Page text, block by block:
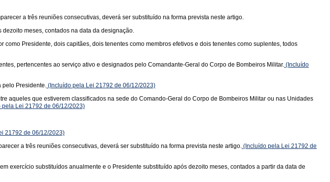
a três reuniões consecutivas, deverá ser substituído na forma prevista neste artigo.
meses, contados na data da designação.
Presidente, dois capitães, dois tenentes como membros efetivos e dois tenentes como suplentes, todos
pertencentes ao serviço ativo e designados pelo Comandante-Geral do Corpo de Bombeiros Militar. (Incluído
pelo Presidente. (Incluído pela Lei 21792 de 06/12/2023)
aqueles que estiverem classificados na sede do Comando-Geral do Corpo de Bombeiros Militar ou nas Unidades
pela Lei 21792 de 06/12/2023)
21792 de 06/12/2023)
a três reuniões consecutivas, deverá ser substituído na forma prevista neste artigo. (Incluído pela Lei 21792 de
exercício substituídos anualmente e o Presidente substituído após dezoito meses, contados a partir da data de